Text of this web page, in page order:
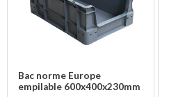
Bac norme Europe
empilable 600x400x230mm